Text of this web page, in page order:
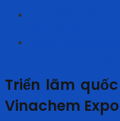
Triển lãm
Vinachem